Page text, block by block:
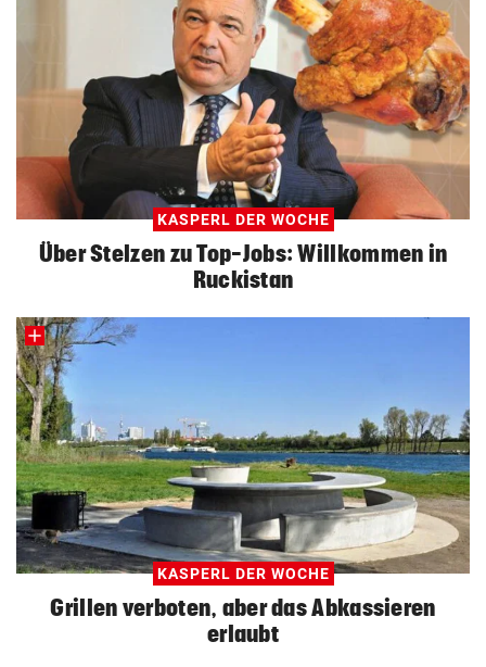
KASPERL DER WOCHE
Über Stelzen zu Top-Jobs: Willkommen in
Ruckistan
KASPERL DER WOCHE
Grillen verboten, aber das Abkassieren
erlaubt